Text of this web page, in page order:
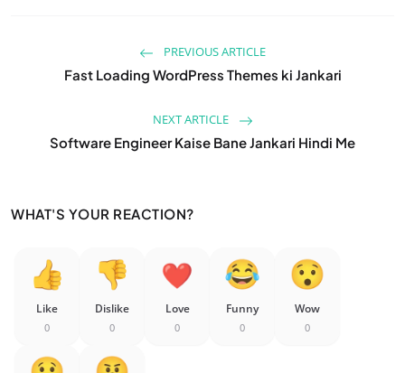
PREVIOUS ARTICLE
Fast Loading WordPress Themes ki Jankari
NEXT ARTICLE
Software Engineer Kaise Bane Jankari Hindi Me
WHAT'S YOUR REACTION?
Like
0
Dislike
0
Love
0
Funny
0
Wow
0